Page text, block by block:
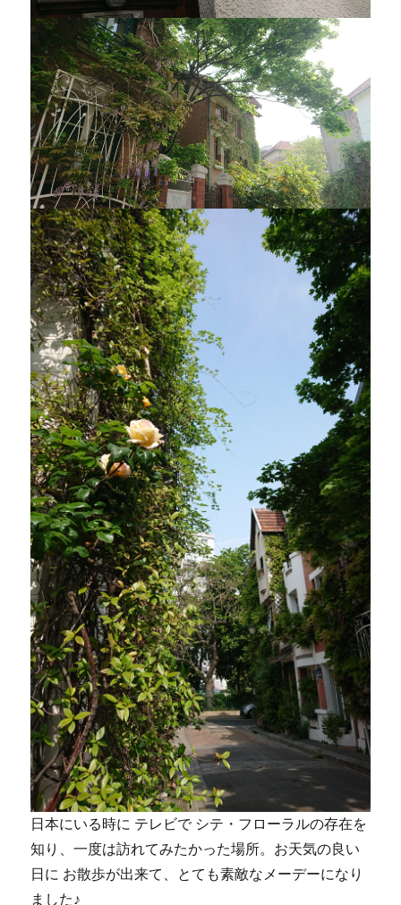
日本にいる時に テレビで シテ・フローラルの存在を
知り、一度は訪れてみたかった場所。お天気の良い
日に お散歩が出来て、とても素敵なメーデーになり
ました♪